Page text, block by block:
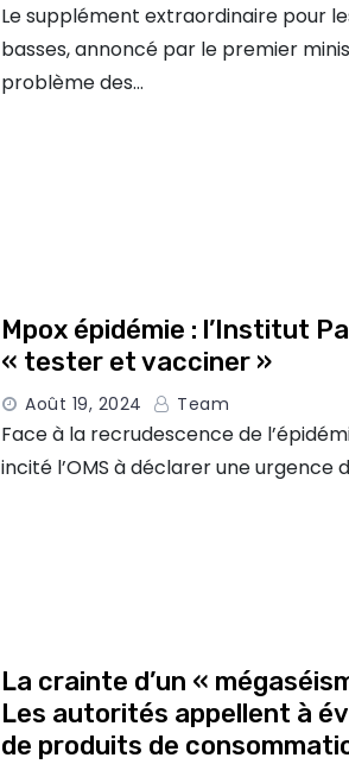
Le supplément extraordinaire pour
basses, annoncé par le premier
problème des…
Mpox épidémie : l’Institut
« tester et vacciner »
Août 19, 2024 Team
Face à la recrudescence de
incité l’OMS à déclarer une urgence
La crainte d’un «
Les autorités appellent à
de produits de